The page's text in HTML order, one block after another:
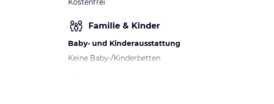
Kostenfrei
Familie & Kinder
Baby- und Kinderausstattung
Keine Baby-/Kinderbetten